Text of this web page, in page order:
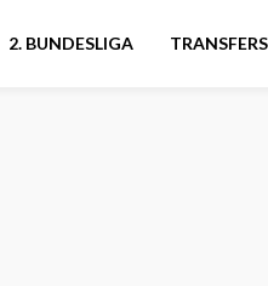
2. BUNDESLIGA TRANSFERS